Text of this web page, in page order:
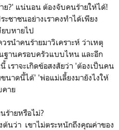
ย?' แน่นอน ต้องจับคนร้ายให้ได้!
ชาชนอย่างเราคงทำได้เพียง
ยบหายไป
รนำคนร้ายมาวิเคราะห์ ว่าเหตุ
ฐานครอบครัวแบบไหน และอีก
เราจะเกิดข้อสงสัยว่า 'ต้องเป็นคน
ขนาดนี้ได้' 'พ่อแม่เลี้ยงมายังไงให้
คาย
ร้ายหรือไม่?
นว่า เขาไม่ตระหนักถึงคุณค่าของ